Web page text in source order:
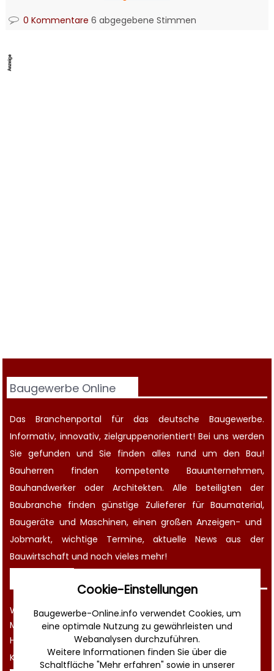
0 Kommentare 6 abgegebene Stimmen
Baugewerbe Online
Das Branchenportal für das deutsche Baugewerbe.
Informativ, innovativ, zielgruppenorientiert! Bei uns werden
Sie gefunden und Sie finden alles rund um den Bau!
Bauherren finden kompetente Bauunternehmen,
Bauhandwerker oder Architekten. Alle beteiligten der
Baubranche finden günstige Zulieferer für Baumaterial,
Baugeräte und Maschinen, einen großenAnzeigen- und
Jobmarkt, wichtige Termine, aktuelleNews aus der
Bauwirtschaft und noch vieles mehr!
Werbung
Musterverträge und Vorlagen
Hilfe
Kontakt
Cookie-Einstellungen
Baugewerbe-Online.info verwendet Cookies, um
eine optimale Nutzung zu gewährleisten und
Webanalysen durchzuführen.
Weitere Informationen finden Sie über die
Schaltfläche "Mehr erfahren" sowie in unserer